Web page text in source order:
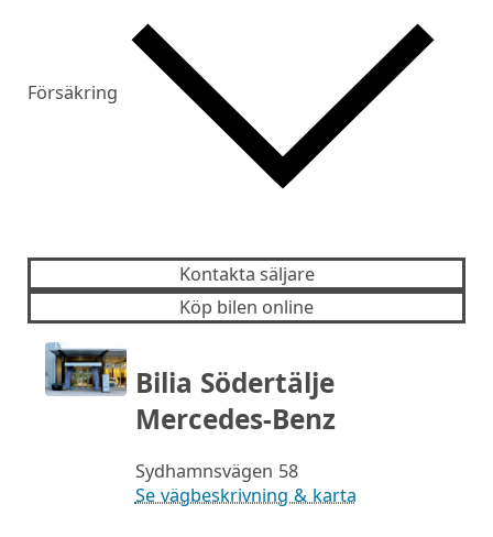
Försäkring
Kontakta säljare
Köp bilen online
Bilia Södertälje
Mercedes-Benz
Sydhamnsvägen 58
Se vägbeskrivning & karta